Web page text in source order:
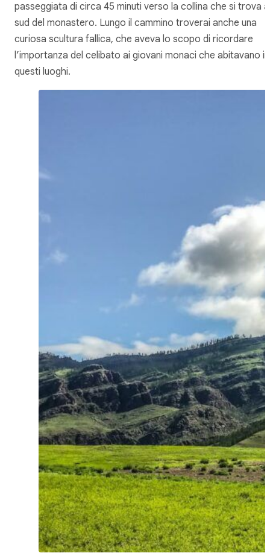
passeggiata di circa 45 minuti verso la collina che si trova a
sud del monastero. Lungo il cammino troverai anche una
curiosa scultura fallica, che aveva lo scopo di ricordare
l’importanza del celibato ai giovani monaci che abitavano in
questi luoghi.